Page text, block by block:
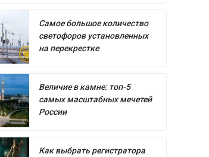
Самое большое количество
светофоров установленных
на перекрестке
Величие в камне: топ-5
самых масштабных мечетей
России
Как выбрать регистратора